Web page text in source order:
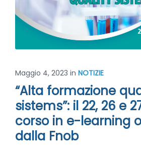
Maggio 4, 2023 in NOTIZIE
“Alta formazione
sistems”: il 22, 26 e
corso in e-learning
dalla Fnob